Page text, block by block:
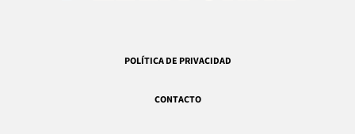
POLÍTICA DE PRIVACIDAD
CONTACTO